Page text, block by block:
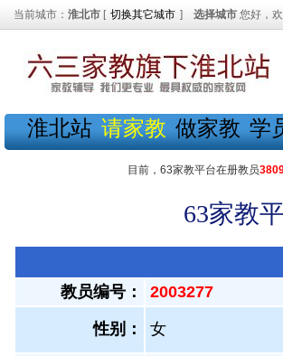
当前城市： 淮北市 [ 切换其它城市 ] 选择城市 您好，
淮北站 请家教 做家教 学
目前，63家教平台在册教员
63家教
教员编号： 2003277
性别： 女